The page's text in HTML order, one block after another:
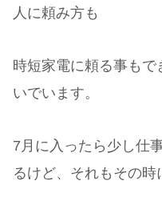
人に頼み方も
時短家電に頼る事も
いでいます。
7月に入ったら少し仕
るけど、それもその